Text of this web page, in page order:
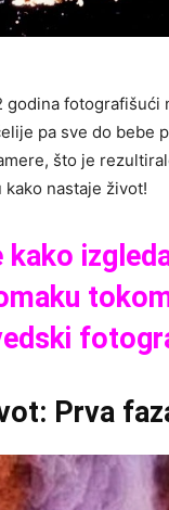
godina fotografišući
pa sve do bebe
što je
nastaje život!
kako
Prva